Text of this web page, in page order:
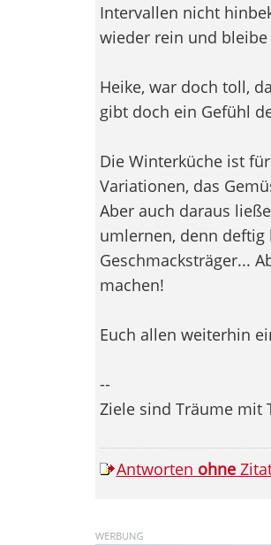
Intervallen nicht
wieder rein und
Heike, war doch toll,
gibt doch ein Gefühl
Die Winterküche ist
Variationen, das
Aber auch daraus
umlernen, denn
Geschmacksträger...
machen!
Euch allen weiterhin
--
Ziele sind Träume mit
Antworten ohne